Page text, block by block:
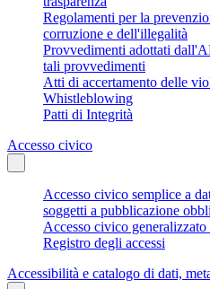
Regolamenti per la
corruzione e dell'illegalità
Provvedimenti adottati
tali provvedimenti
Atti di accertamento delle
Whistleblowing
Patti di Integrità
Accesso civico
Accesso civico semplice a
soggetti a pubblicazione
Accesso civico
Registro degli accessi
Accessibilità e catalogo di dati,